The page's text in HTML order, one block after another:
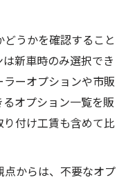
うかを確認すること
新車時のみ選択でき
ーオプションや市販
オプション一覧を販
付け工賃も含めて比
点からは、不要なオプ